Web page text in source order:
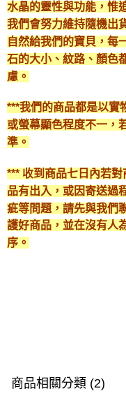
水晶的靈性與功能，惟
我們會努力維持隨機出
自然給我們的寶貝，每
石的大小、紋路、顏色
慮。
***我們的商品都是以實
或螢幕顯色程度不一，
準。
*** 收到商品七日內若
品有出入，或因寄送過
疵等問題，請先與我們
護好商品，並在沒有人
序。
商品相關分類 (2)